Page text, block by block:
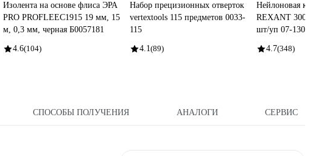
Изолента на основе флиса ЭРА
PRO PROFLEEC1915 19 мм, 15
м, 0,3 мм, черная Б0057181
4.6(104)
Набор прецизионных отверток
vertextools 115 предметов 0033-
115
4.1(89)
Нейлоновая
REXANT
шт/уп 07-1303
4.7(348)
СПОСОБЫ ПОЛУЧЕНИЯ АНАЛОГИ СЕРВИС